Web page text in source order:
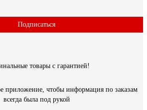
Подписаться
товары с гарантией!
приложение, чтобы информация по заказам
всегда была под рукой